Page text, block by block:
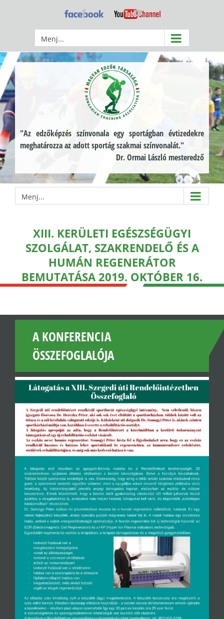
Facebook YouTube
Menj...
"Az edzőképzés színvonala egy sportágban évtizedekre
meghatározza az adott sportág szakmai színvonalát."
Dr. Ormai László mesteredző
Menj...
XIII. KERÜLETI EGÉSZSÉGÜGYI
SZOLGÁLAT, SZAKRENDELŐ ÉS A
HUMÁN REGENERÁTOR
BEMUTATÁSA 2019. OKTÓBER 16.
A KONFERENCIA
ÖSSZEFOGLALÓJA